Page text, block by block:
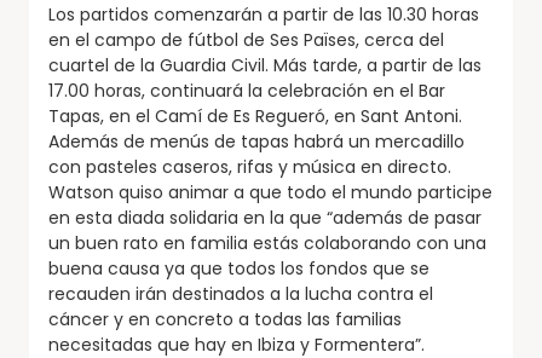
Los partidos comenzarán a partir de las 10.30 horas
en el campo de fútbol de Ses Païses, cerca del
cuartel de la Guardia Civil. Más tarde, a partir de las
17.00 horas, continuará la celebración en el Bar
Tapas, en el Camí de Es Regueró, en Sant Antoni.
Además de menús de tapas habrá un mercadillo
con pasteles caseros, rifas y música en directo.
Watson quiso animar a que todo el mundo participe
en esta diada solidaria en la que “además de pasar
un buen rato en familia estás colaborando con una
buena causa ya que todos los fondos que se
recauden irán destinados a la lucha contra el
cáncer y en concreto a todas las familias
necesitadas que hay en Ibiza y Formentera”.